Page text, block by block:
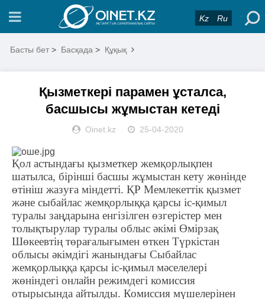
Kz Ru
Басты бет > Басқада > Құқық
Қызметкері парамен ұсталса,
басшысы жұмыстан кетеді
Oinet.kz 25-04-2020
Қол астындағы қызметкер жемқорлықпен
шатылса, бірінші басшы жұмыстан кету жөнінде
өтініш жазуға міндетті. ҚР Мемлекеттік қызмет
және сыбайлас жемқорлыққа қарсы іс-қимыл
туралы заңдарына енгізілген өзгерістер мен
толықтырулар туралы облыс әкімі Өмірзақ
Шөкеевтің төрағалығымен өткен Түркістан
облысы әкімдігі жанындағы Сыбайлас
жемқорлыққа қарсы іс-қимыл мәселелері
жөніндегі онлайн режимдегі комиссия
отырысында айтылды. Комиссия мүшелерінен